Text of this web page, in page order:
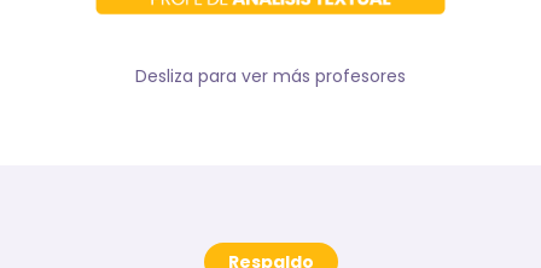
Desliza para ver más profesores
Respaldo